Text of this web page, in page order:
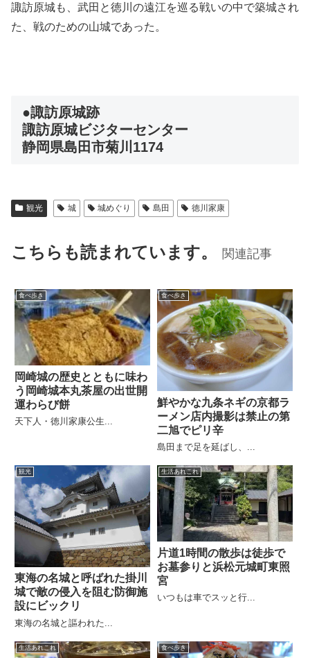
諏訪原城も、武田と徳川の遠江を巡る戦いの中で築城され
た、戦のための山城であった。
●諏訪原城跡
諏訪原城ビジターセンター
静岡県島田市菊川1174
観光 城 城めぐり 島田 徳川家康
こちらも読まれています。 関連記事
食べ歩き
岡崎城の歴史とともに味わ
う岡崎城本丸茶屋の出世開
運わらび餅
天下人・徳川家康公生...
食べ歩き
鮮やかな九条ネギの京都ラ
ーメン店内撮影は禁止の第
二旭でピリ辛
島田まで足を延ばし、...
観光
東海の名城と呼ばれた掛川
城で敵の侵入を阻む防御施
設にビックリ
東海の名城と謳われた...
生活あれこれ
片道1時間の散歩は徒歩で
お墓参りと浜松元城町東照
宮
いつもは車でスッと行...
生活あれこれ 食べ歩き